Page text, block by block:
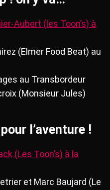
Aubert (les Toon’s) à
(Elmer Food Beat) au
au Transbordeur
(Monsieur Jules)
l’aventure !
(Les Toon’s) à la
et Marc Baujard (Le